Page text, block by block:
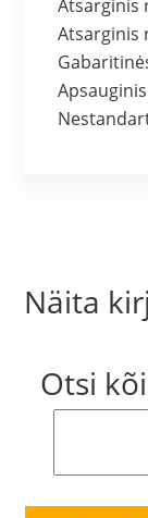
Atsarginis
Atsarginis
Näita
Otsi